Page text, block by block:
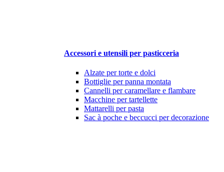
Accessori e utensili per pasticceria
Alzate per torte e dolci
Bottiglie per panna montata
Cannelli per caramellare e flambare
Macchine per tartellette
Mattarelli per pasta
Sac à poche e beccucci per decorazione